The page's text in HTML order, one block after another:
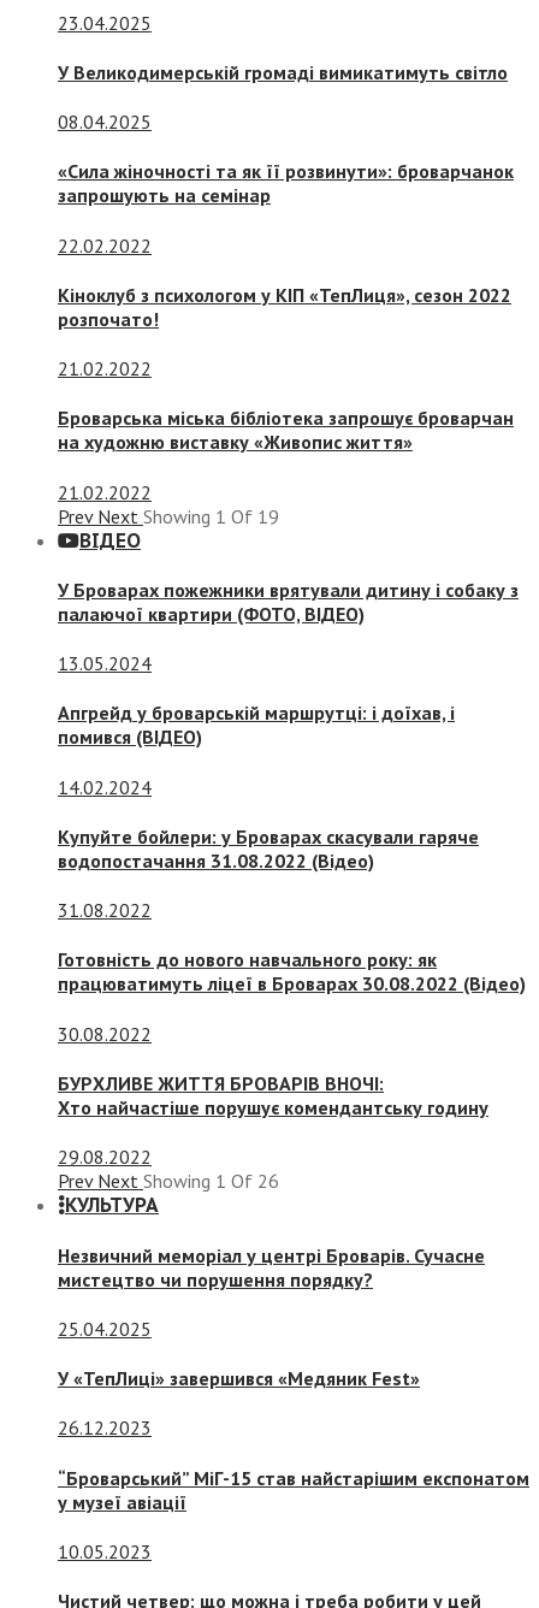
23.04.2025
У Великодимерській громаді вимикатимуть світло
08.04.2025
«Сила жіночності та як її розвинути»: броварчанок
запрошують на семінар
22.02.2022
Кіноклуб з психологом у КІП «ТепЛиця», сезон 2022
розпочато!
21.02.2022
Броварська міська бібліотека запрошує броварчан
на художню виставку «Живопис життя»
21.02.2022
Prev Next Showing 1 Of 19
ВІДЕО
У Броварах пожежники врятували дитину і собаку з
палаючої квартири (ФОТО, ВІДЕО)
13.05.2024
Апгрейд у броварській маршрутці: і доїхав, і
помився (ВІДЕО)
14.02.2024
Купуйте бойлери: у Броварах скасували гаряче
водопостачання 31.08.2022 (Відео)
31.08.2022
Готовність до нового навчального року: як
працюватимуть ліцеї в Броварах 30.08.2022 (Відео)
30.08.2022
БУРХЛИВЕ ЖИТТЯ БРОВАРІВ ВНОЧІ:
Хто найчастіше порушує комендантську годину
29.08.2022
Prev Next Showing 1 Of 26
КУЛЬТУРА
Незвичний меморіал у центрі Броварів. Сучасне
мистецтво чи порушення порядку?
25.04.2025
У «ТепЛиці» завершився «Медяник Fest»
26.12.2023
“Броварський” МіГ-15 став найстарішим експонатом
у музеї авіації
10.05.2023
Чистий четвер: що можна і треба робити у цей